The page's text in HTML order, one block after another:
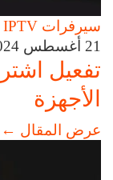
سيرفرات IPTV
21 أغسطس 2024
الأجهزة
عرض المقال ←